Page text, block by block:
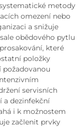
metody
omezení nebo
a snižuje
obědového pytlu
které
položky
požadovanou
servisních
a dezinfekční
i k možnostem
začlenit prvky